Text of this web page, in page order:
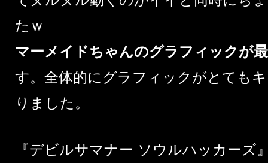
たｗ
マーメイドちゃんのグラフィックが
す。全体的にグラフィックがとても
りました。
『デビルサマナー ソウルハッカーズ